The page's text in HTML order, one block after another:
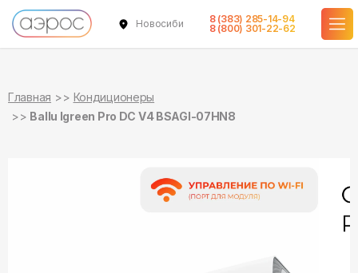
Новосибирск
8 (383) 285-14-94
8 (800) 301-22-62
Главная
Кондиционеры
Ballu Igreen Pro DC V4 BSAGI-07HN8
в наличии
в наличии